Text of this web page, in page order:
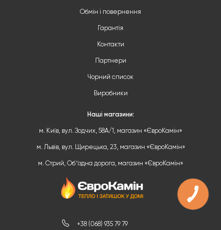
+38 (068) 935 79 79
Обмін і повернення
Гарантія
Контакти
Партнери
Чорний список
Виробники
Наші магазини:
м. Київ, вул. Зодчих, 58А/1, магазин «ЄвроКамін»
м. Львів, вул. Щирецька, 23, магазин «ЄвроКамін»
м. Стрий, Обʼїздна дорога, магазин «ЄвроКамін»